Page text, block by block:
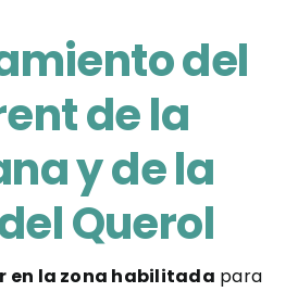
del
de la
y de la
Querol
en la zona habilitada para